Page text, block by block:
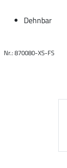
Dehnbar
Nr.: 870080-XS-FS